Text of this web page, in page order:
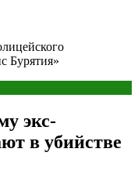
Бурятия»
экс-
в убийстве